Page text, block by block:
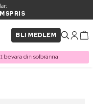
BLI MEDLEM
bevara din solbränna